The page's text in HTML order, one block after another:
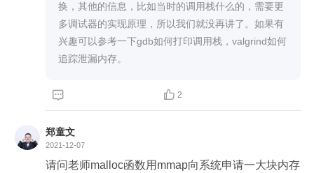
换，其他的信息，比如当时的调用栈什么的，需要更
多调试器的实现原理，所以我们就没再讲了。如果有
兴趣可以参考一下gdb如何打印调用栈，valgrind如何
追踪泄漏内存。
  2
郑童文
2021-12-07
请问老师malloc函数用mmap向系统申请一大块内存